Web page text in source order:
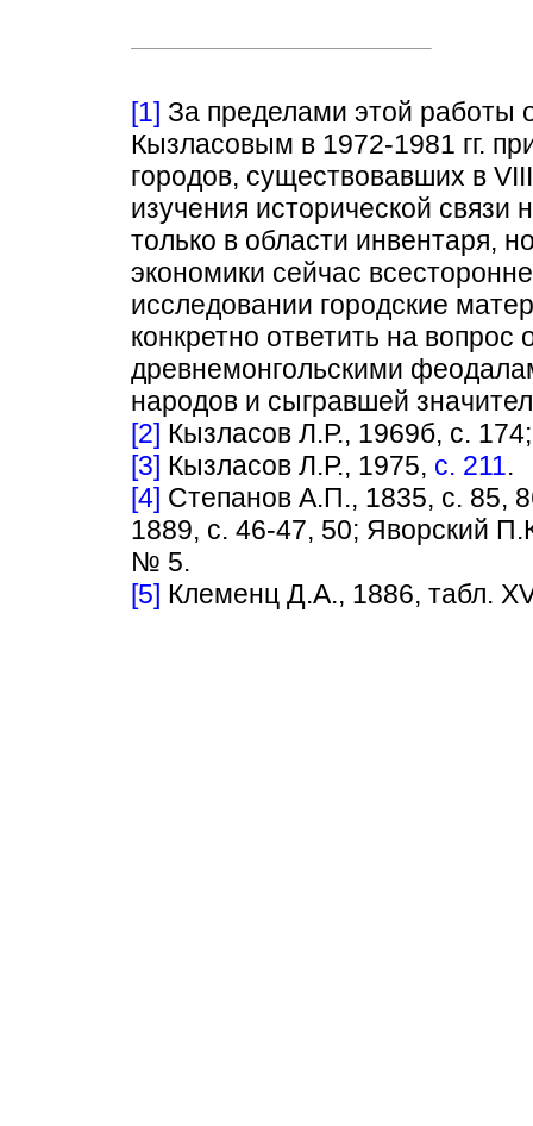
[1] За пределами этой работы
Кызласовым в 1972-1981 гг.
городов, существовавших в
изучения исторической связи
только в области инвентаря,
экономики сейчас
исследовании городские
конкретно ответить на
древнемонгольскими
народов и сыгравшей
[2] Кызласов Л.Р., 1969б, с.
[3] Кызласов Л.Р., 1975, с. 211.
[4] Степанов А.П., 1835, с. 85,
1889, с. 46-47, 50; Яворский
№ 5.
[5] Клеменц Д.А., 1886, табл.